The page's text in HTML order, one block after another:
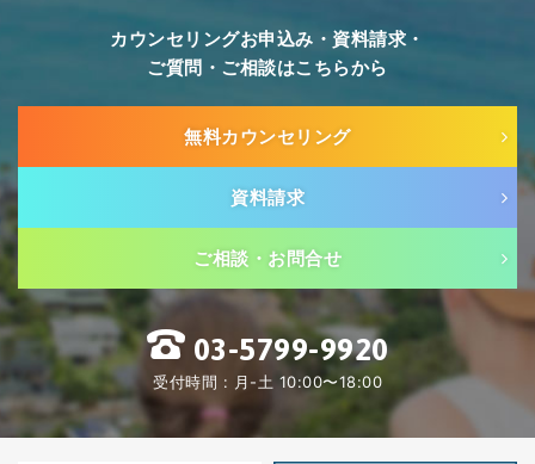
カウンセリングお申込み・資料請求・
ご質問・ご相談はこちらから
無料カウンセリング
資料請求
ご相談・お問合せ
03-5799-9920
受付時間 : 月-土 10:00〜18:00